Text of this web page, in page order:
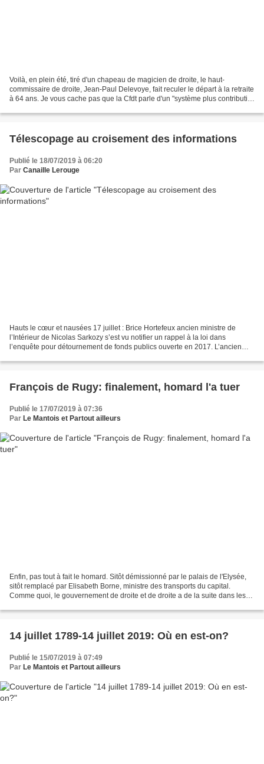
Voilà, en plein été, tiré d'un chapeau de magicien de droite, le haut-
commissaire de droite, Jean-Paul Delevoye, fait reculer le départ à la retraite
à 64 ans. Je vous cache pas que la Cfdt parle d'un "système plus contributif
Télescopage au croisement des informations
Publié le 18/07/2019 à 06:20
Par Canaille Lerouge
Hauts le cœur et nausées 17 juillet : Brice Hortefeux ancien ministre de
l’Intérieur de Nicolas Sarkozy s’est vu notifier un rappel à la loi dans
l’enquête pour détournement de fonds publics ouverte en 2017. L’ancien
François de Rugy: finalement, homard l'a tuer
Publié le 17/07/2019 à 07:36
Par Le Mantois et Partout ailleurs
Enfin, pas tout à fait le homard. Sitôt démissionné par le palais de l'Elysée,
sitôt remplacé par Elisabeth Borne, ministre des transports du capital.
Comme quoi, le gouvernement de droite et de droite a de la suite dans les
14 juillet 1789-14 juillet 2019: Où en est-on?
Publié le 15/07/2019 à 07:49
Par Le Mantois et Partout ailleurs